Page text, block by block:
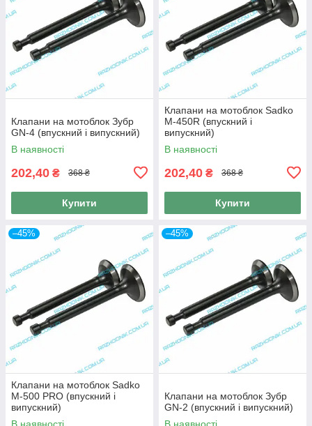
Клапани на мотоблок Зубр
GN-4 (впускний і випускний)
В наявності
202,40 ₴ 368 ₴
Купити
Клапани на мотоблок Sadko
M-450R (впускний і
випускний)
В наявності
202,40 ₴ 368 ₴
Купити
–45%
Клапани на мотоблок Sadko
M-500 PRO (впускний і
випускний)
–45%
Клапани на мотоблок Зубр
GN-2 (впускний і випускний)